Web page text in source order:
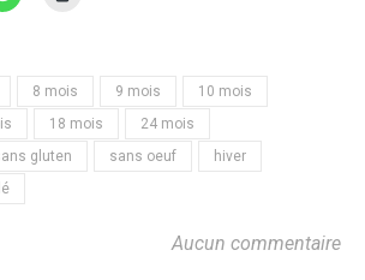
8 mois 9 mois
10 mois
18 mois
24 mois
gluten sans oeuf
hiver
Aucun commentaire